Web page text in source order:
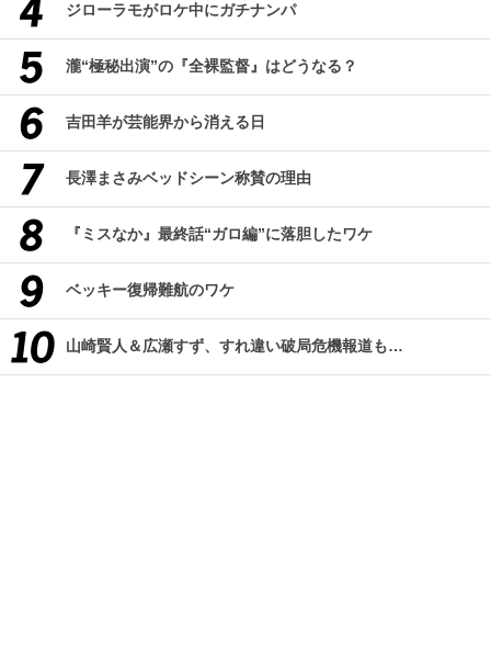
ジローラモがロケ中にガチナンパ
瀧“極秘出演”の『全裸監督』はどうなる？
吉田羊が芸能界から消える日
長澤まさみベッドシーン称賛の理由
『ミスなか』最終話“ガロ編”に落胆したワケ
ベッキー復帰難航のワケ
山崎賢人＆広瀬すず、すれ違い破局危機報道も…